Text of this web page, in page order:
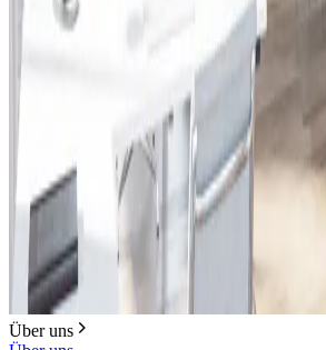
Über uns